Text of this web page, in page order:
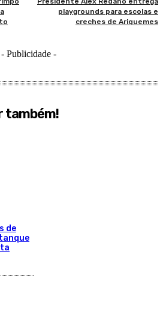
playgrounds para escolas e
creches de Ariquemes
- Publicidade -
também!
de